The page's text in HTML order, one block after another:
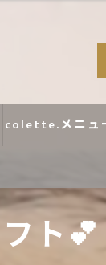
colette.メニュ
ラム ト💕